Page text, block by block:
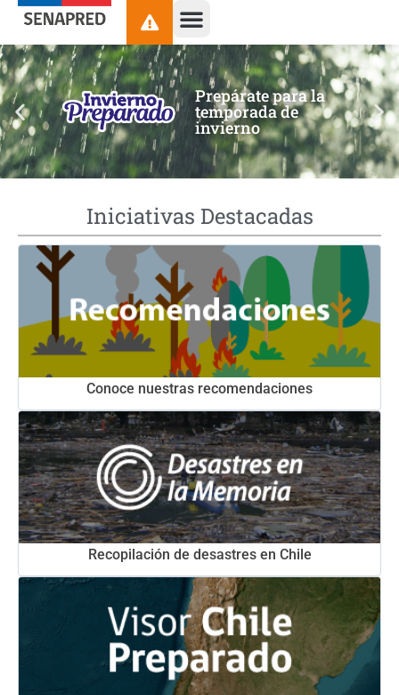
contenido
Prepárate para la
temporada de
invierno
Iniciativas Destacadas
Conoce nuestras recomendaciones
Recopilación de desastres en Chile